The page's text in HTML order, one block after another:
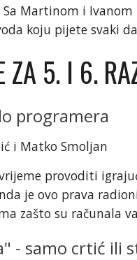
Martinom i
koju pijete svaki
ZA 5. I 6.
programera
i Matko Smoljan
provoditi
je ovo prava
zašto su računala
- samo crtić ili